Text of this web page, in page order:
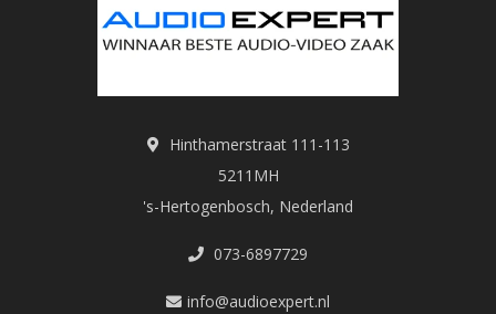
Hinthamerstraat 111-113
5211MH
's-Hertogenbosch, Nederland
073-6897729
info@audioexpert.nl